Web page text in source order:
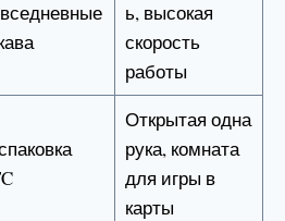
ь, высокая
скорость
работы
Открытая одна
рука, комната
для игры в
карты